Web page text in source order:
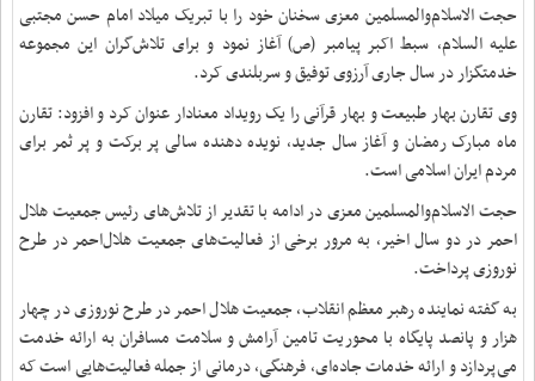
حجت الاسلام‌والمسلمین معزی سخنان خود را با تبریک میلاد امام حسن مجتبی
علیه السلام، سبط اکبر پیامبر (ص) آغاز نمود و برای تلاش‌گران این مجموعه
خدمتگزار در سال جاری آرزوی توفیق و سربلندی کرد.
وی تقارن بهار طبیعت و بهار قرآنی را یک رویداد معنادار عنوان کرد و افزود: تقارن
ماه مبارک رمضان و آغاز سال جدید، نویده دهنده سالی پر برکت و پر ثمر برای
مردم ایران اسلامی است.
حجت الاسلام‌والمسلمین معزی در ادامه با تقدیر از تلاش‌های رئیس جمعیت هلال
احمر در دو سال اخیر، به مرور برخی از فعالیت‌های جمعیت هلال‌احمر در طرح
نوروزی پرداخت.
به گفته نماینده رهبر معظم انقلاب، جمعیت هلال احمر در طرح نوروزی در چهار
هزار و پانصد پایگاه با محوریت تامین آرامش و سلامت مسافران به ارائه خدمت
می‌پردازد و ارائه خدمات جاده‌ای، فرهنگی، درمانی از جمله فعالیت‌هایی است که